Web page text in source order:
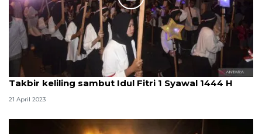
Takbir keliling sambut Idul Fitri 1 Syawal 1444 H
21 April 2023